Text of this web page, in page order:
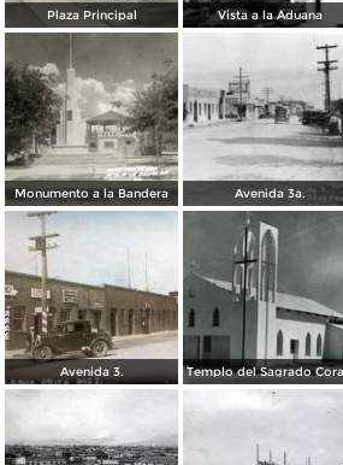
Plaza Principal Vista a la Aduana
Monumento a la Bandera Avenida 3a.
Avenida 3.